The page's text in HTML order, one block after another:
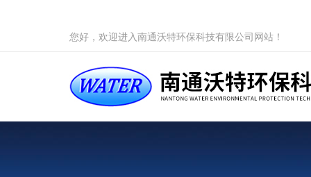
您好，欢迎进入南通沃特环保科技有限公司网站！